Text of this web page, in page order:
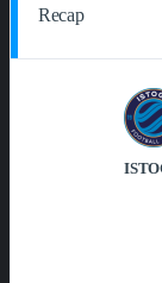
Recap